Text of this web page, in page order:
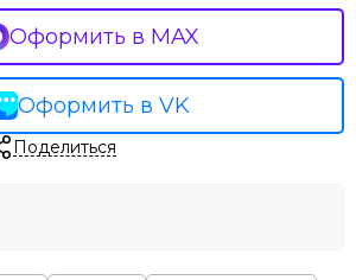
Оформить в MAX
Оформить в VK
Поделиться